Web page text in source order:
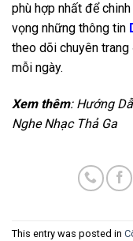
phù hợp nhất để
vọng những thông tin
theo dõi chuyên
mỗi ngày.
Xem thêm: Hướng
Nghe Nhạc Thả Ga
This entry was posted in